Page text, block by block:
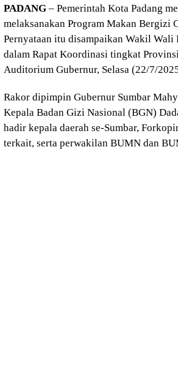
PADANG – Pemerintah Kota Padang
melaksanakan Program Makan Bergizi
Pernyataan itu disampaikan Wakil Wali
dalam Rapat Koordinasi tingkat
Auditorium Gubernur, Selasa (22/7/
Rakor dipimpin Gubernur Sumbar
Kepala Badan Gizi Nasional (BGN)
hadir kepala daerah se-Sumbar,
terkait, serta perwakilan BUMN dan